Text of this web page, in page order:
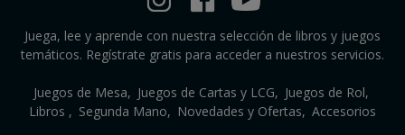
Juega, lee y aprende con nuestra selección de libros y juegos
temáticos. Regístrate gratis para acceder a nuestros servicios.
Juegos de Mesa Juegos de Cartas y LCG
Juegos de Rol
Libros
Segunda Mano Novedades y Ofertas Accesorios